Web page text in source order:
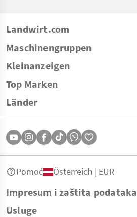
Landwirt.com
Maschinengruppen
Kleinanzeigen
Top Marken
Länder
Impresum i zaštita podataka
Usluge
Pomoć Österreich | EUR